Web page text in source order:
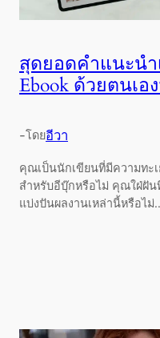
สุดยอดคำแนะนำ
Ebook ด้วยตนเอ
-โดยอีวา
คุณเป็นนักเขียนที่มีความทะ
สำหรับอีบุ๊กหรือไม่ คุณใฝ่ฝัน
แบ่งปันผลงานเหล่านี้หรือไม่